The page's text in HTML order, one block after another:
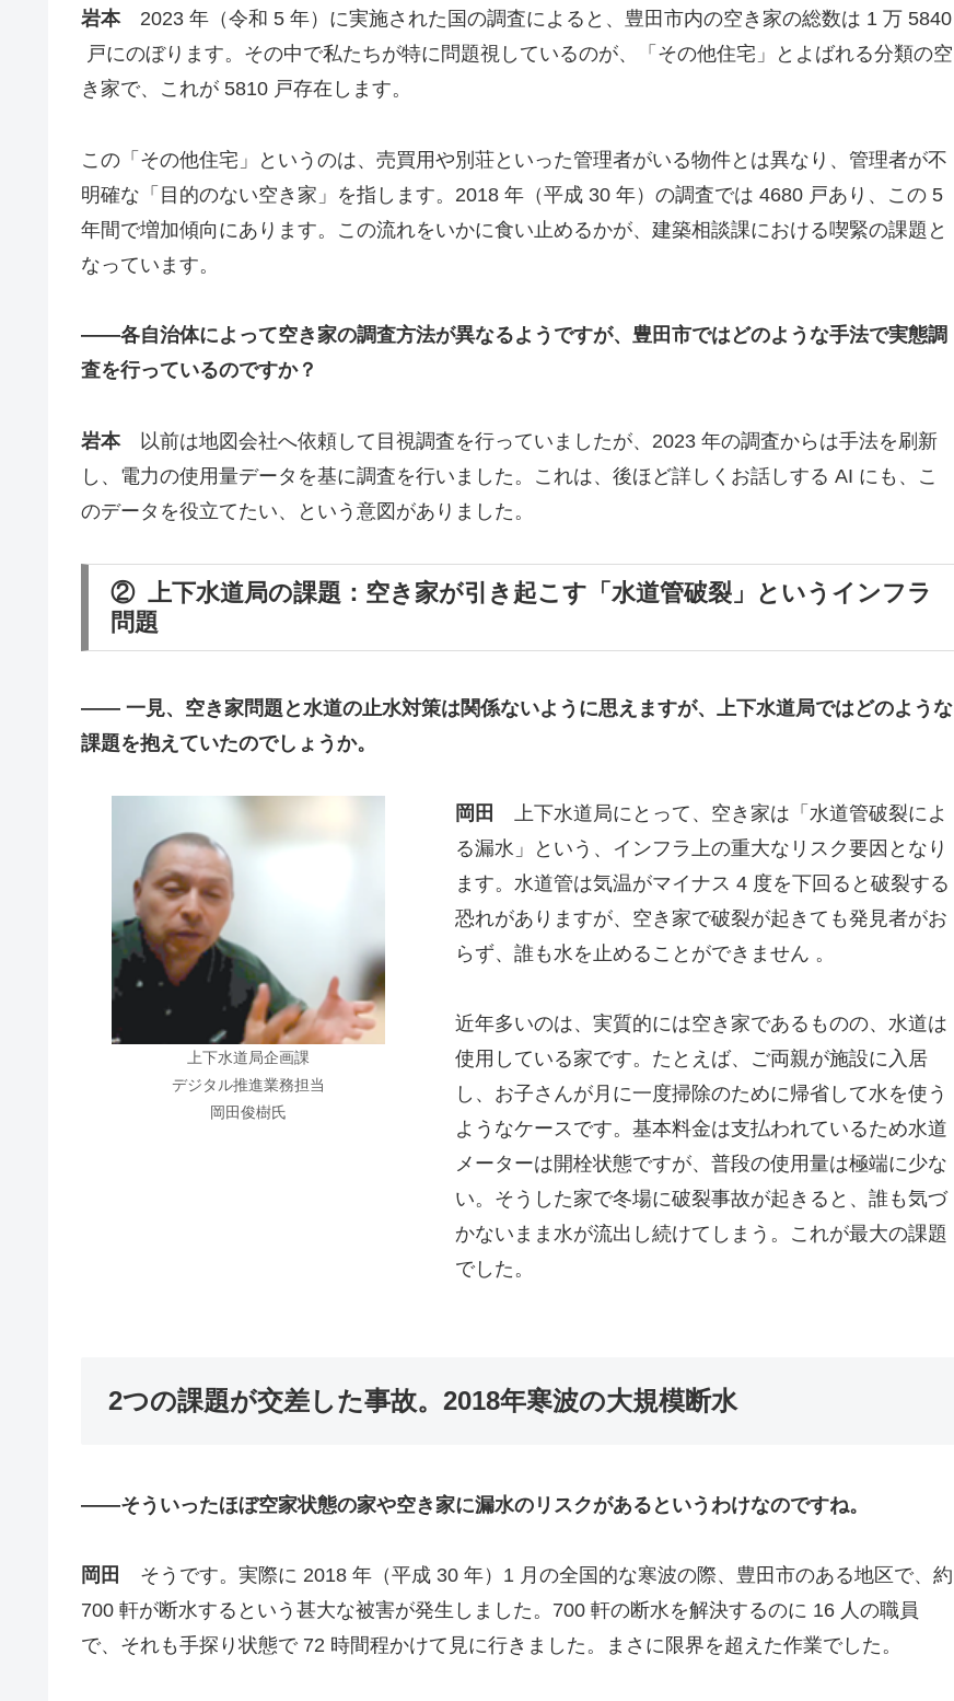
岩本2023 年（令和 5 年）に実施された国の調査によると、豊田市内の空き家の総数は 1 万 5840
戸にのぼります。その中で私たちが特に問題視しているのが、「その他住宅」とよばれる分類の空
き家で、これが 5810 戸存在します。
この「その他住宅」というのは、売買用や別荘といった管理者がいる物件とは異なり、管理者が不
明確な「目的のない空き家」を指します。2018 年（平成 30 年）の調査では 4680 戸あり、この 5
年間で増加傾向にあります。この流れをいかに食い止めるかが、建築相談課における喫緊の課題と
なっています。
――各自治体によって空き家の調査方法が異なるようですが、豊田市ではどのような手法で実態調
査を行っているのですか？
岩本以前は地図会社へ依頼して目視調査を行っていましたが、2023 年の調査からは手法を刷新
し、電力の使用量データを基に調査を行いました。これは、後ほど詳しくお話しする AI にも、こ
のデータを役立てたい、という意図がありました。
② 上下水道局の課題：空き家が引き起こす「水道管破裂」というインフラ
問題
―― 一見、空き家問題と水道の止水対策は関係ないように思えますが、上下水道局ではどのような
課題を抱えていたのでしょうか。
上下水道局企画課
デジタル推進業務担当
岡田俊樹氏
岡田
上下水道局にとって、空き家は「水道管破裂によ
る漏水」という、インフラ上の重大なリスク要因となり
ます。水道管は気温がマイナス 4 度を下回ると破裂する
恐れがありますが、空き家で破裂が起きても発見者がお
らず、誰も水を止めることができません 。
近年多いのは、実質的には空き家であるものの、水道は
使用している家です。たとえば、ご両親が施設に入居
し、お子さんが月に一度掃除のために帰省して水を使う
ようなケースです。基本料金は支払われているため水道
メーターは開栓状態ですが、普段の使用量は極端に少な
い。そうした家で冬場に破裂事故が起きると、誰も気づ
かないまま水が流出し続けてしまう。これが最大の課題
でした。
2つの課題が交差した事故。2018年寒波の大規模断水
――そういったほぼ空家状態の家や空き家に漏水のリスクがあるというわけなのですね。
岡田
そうです。実際に 2018 年（平成 30 年）1 月の全国的な寒波の際、豊田市のある地区で、約
700 軒が断水するという甚大な被害が発生しました。700 軒の断水を解決するのに 16 人の職員
で、それも手探り状態で 72 時間程かけて見に行きました。まさに限界を超えた作業でした。